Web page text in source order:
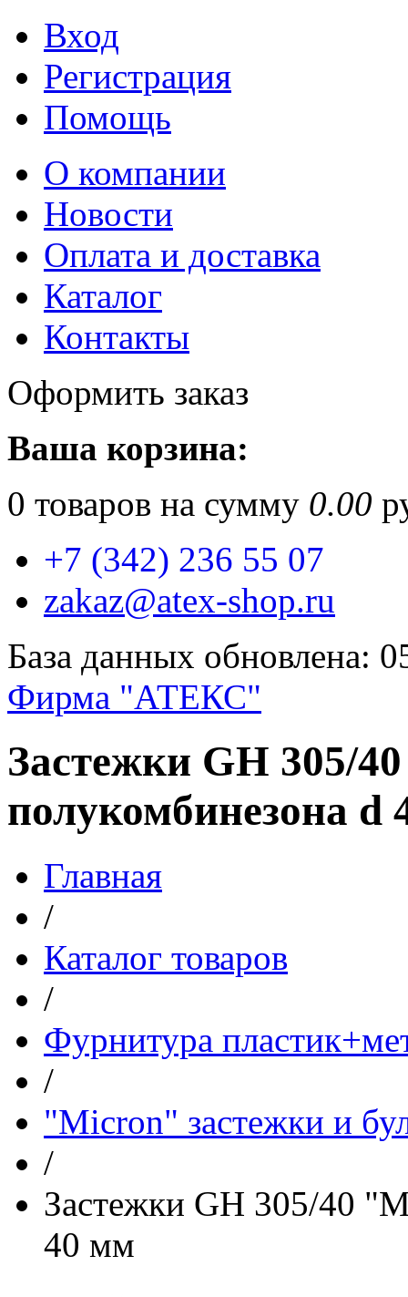
Вход
Регистрация
Помощь
О компании
Новости
Оплата и доставка
Каталог
Контакты
Оформить заказ
Ваша корзина:
0 товаров на сумму 0.00
+7 (342) 236 55 07
zakaz@atex-shop.ru
База данных обновлена:
Фирма "АТЕКС"
Застежки GH 305/
полукомбинезона d
Главная
/
Каталог товаров
/
Фурнитура
/
"Micron" застежки и
/
Застежки GH 305/40
40 мм